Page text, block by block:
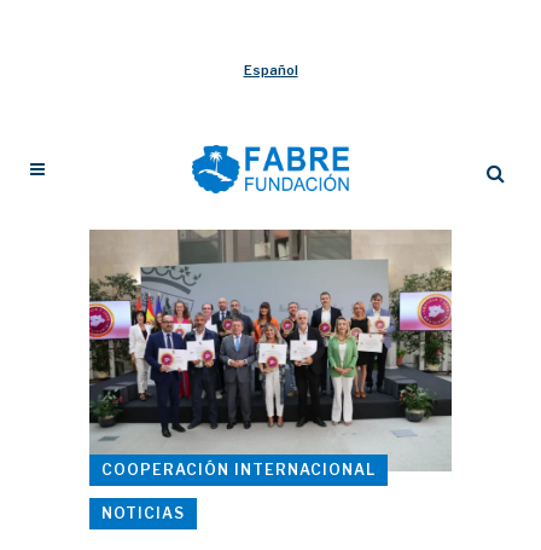
Español
COOPERACIÓN INTERNACIONAL
NOTICIAS